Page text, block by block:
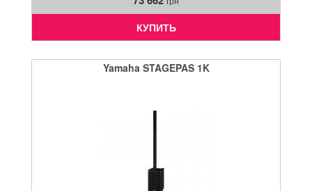
КУПИТЬ
Yamaha STAGEPAS 1K